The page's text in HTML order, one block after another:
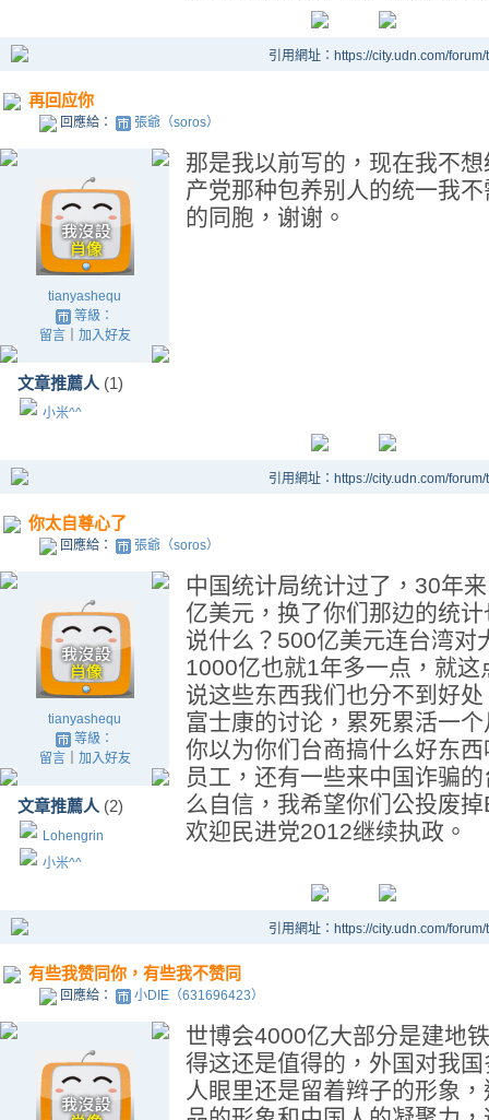
引用網址：https://city.udn.com/
再回应你
回應給： 張爺（soros）
tianyashequ
等級：
留言｜ 加入好友
文章推薦人 (1)
小米^^
那是我以前写的，现在我不
产党那种包养别人的统一我
的同胞，谢谢。
引用網址：https://city.udn.com/
你太自尊心了
回應給： 張爺（soros）
tianyashequ
等級：
留言｜ 加入好友
文章推薦人 (2)
Lohengrin
小米^^
中国统计局统计过了，30年
亿美元，换了你们那边的统
说什么？500亿美元连台湾对
1000亿也就1年多一点，就
说这些东西我们也分不到好
富士康的讨论，累死累活一
你以为你们台商搞什么好东
员工，还有一些来中国诈骗
么自信，我希望你们公投废
欢迎民进党2012继续执政。
引用網址：https://city.udn.com/
有些我赞同你，有些我不赞同
回應給： 小DIE（631696423）
世博会4000亿大部分是建地
得这还是值得的，外国对我
人眼里还是留着辫子的形象